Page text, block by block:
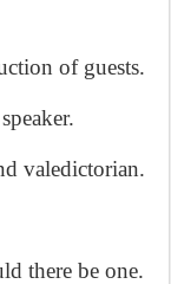
of guests.
valedictorian.
there be one.